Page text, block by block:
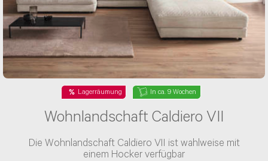
Lagerräumung In ca. 9 Wochen
Wohnlandschaft Caldiero VII
Die Wohnlandschaft Caldiero VII ist wahlweise mit
einem Hocker verfügbar